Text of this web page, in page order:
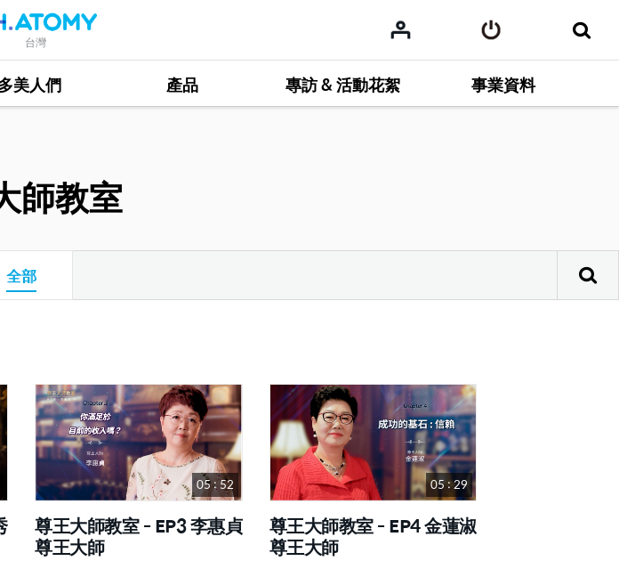
台灣
美人們 產品 專訪 & 活動花絮 事業資料
師教室
全部
05 : 52
尊王大師教室 - EP3 李惠貞
尊王大師
05 : 29
尊王大師教室 - EP4 金蓮淑
尊王大師